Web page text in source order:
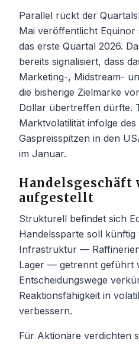
Parallel rückt der
Mai veröffentlicht Equinor
das erste Quartal 2026.
bereits signalisiert, dass
Marketing-, Midstream-
die bisherige Zielmarke
Dollar übertreffen dürfte.
Marktvolatilität infolge
Gaspreisspitzen in den
im Januar.
Handelsgeschäft
aufgestellt
Strukturell befindet sich
Handelssparte soll
Infrastruktur —
Lager — getrennt geführt
Entscheidungswege
Reaktionsfähigkeit in
verbessern.
Für Aktionäre verdichten